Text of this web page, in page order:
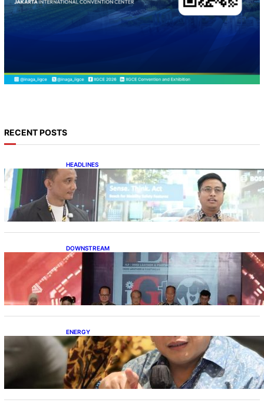
RECENT POSTS
HEADLINES
Teknologi Keselamatan, Penentu Baru
Persaingan Industri Otomotif
DOWNSTREAM
Terbuka, Peluang Usaha bagi IKM Alas Kaki
Lokal
ENERGY
IESR: Kepemimpinan Terpadu jadi Kunci
Percepatan PLTS 100 GW